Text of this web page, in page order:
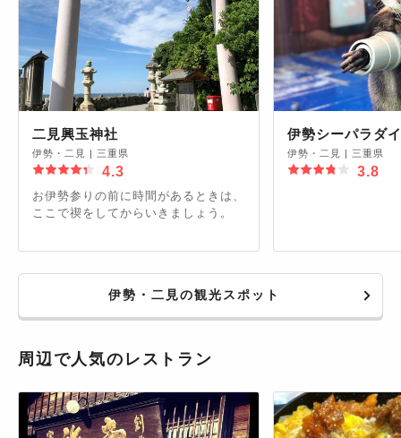
二見興玉神社
伊勢・二見 | 三重県
4.3
お伊勢参りの前に時間があるときは、
ここで禊をしてからいきましょう。
伊勢シーパラダ
伊勢・二見 | 三重県
3.8
伊勢・二見の観光スポット
周辺で人気のレストラン